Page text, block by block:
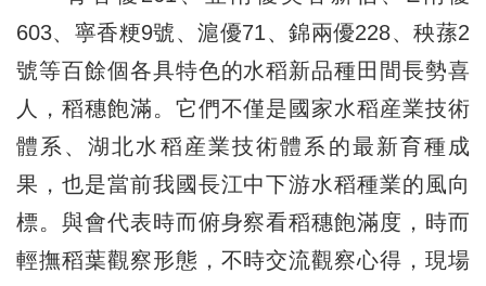
603、寧香粳9號、滬優71、錦兩優228、秧蓀2
號等百餘個各具特色的水稻新品種田間長勢喜
人，稻穗飽滿。它們不僅是國家水稻産業技術
體系、湖北水稻産業技術體系的最新育種成
果，也是當前我國長江中下游水稻種業的風向
標。與會代表時而俯身察看稻穗飽滿度，時而
輕撫稻葉觀察形態，不時交流觀察心得，現場